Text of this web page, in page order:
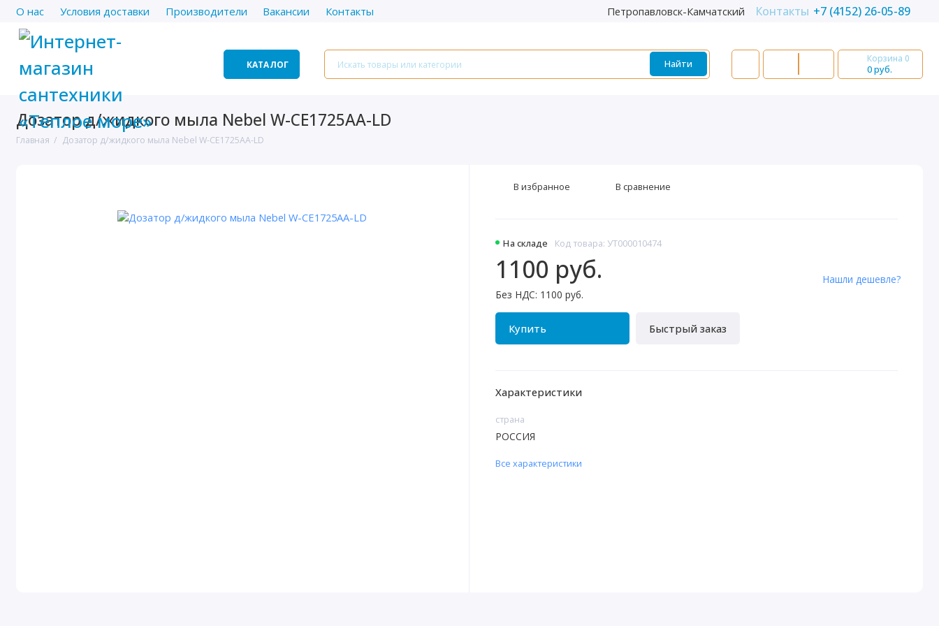
О нас Условия доставки Производители Вакансии Контакты Петропавловск-Камчатский Контакты +7 (4152) 26-05-89
КАТАЛОГ Найти Корзина 0
0 руб.
Дозатор д/жидкого мыла Nebel W-CE1725AA-LD
Главная Дозатор д/жидкого мыла Nebel W-CE1725AA-LD
На складе Код товара: УТ000010474
1100 руб.
Без НДС: 1100 руб.
Купить Быстрый заказ
Нашли дешевле?
В избранное В сравнение
Характеристики
страна
РОССИЯ
Все характеристики